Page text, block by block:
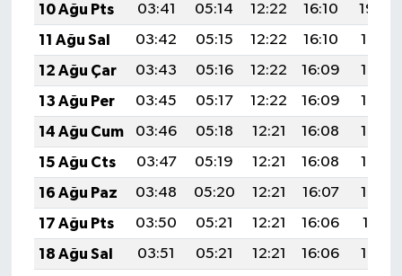
10 Ağu Pts
03:41 05:14 12:22 16:10
19:20
11 Ağu Sal
03:42 05:15 12:22 16:10
19:19
12 Ağu Çar
03:43 05:16 12:22 16:09
19:17
13 Ağu Per
03:45 05:17 12:22 16:09
19:16
14 Ağu Cum
03:46 05:18 12:21 16:08
19:15
15 Ağu Cts
03:47 05:19 12:21 16:08
19:14
16 Ağu Paz
03:48 05:20 12:21 16:07
19:12
17 Ağu Pts
03:50 05:21 12:21 16:06
19:11
18 Ağu Sal
03:51 05:21 12:21 16:06
19:10